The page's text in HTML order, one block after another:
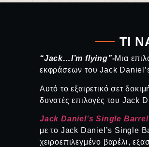
ΤΙ
“Jack…I’m flying”-Μια
εκφράσεων του Jack
Αυτό το εξαιρετικό σετ
δυνατές επιλογές του Jack
Jack Daniel’s Single
με το Jack Daniel’s Single
χειροεπιλεγμένο βαρέλι,